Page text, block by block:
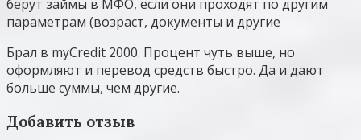
берут займы в МФО, если они проходят по другим
параметрам (возраст, документы и другие
Брал в myCredit 2000. Процент чуть выше, но
оформляют и перевод средств быстро. Да и дают
больше суммы, чем другие.
Добавить отзыв